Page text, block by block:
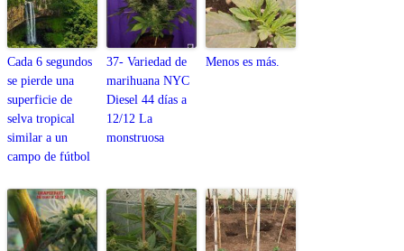
Cada 6 segundos
se pierde una
superficie de
selva tropical
similar a un
campo de fútbol
37- Variedad de
marihuana NYC
Diesel 44 días a
12/12 La
monstruosa
Menos es más.